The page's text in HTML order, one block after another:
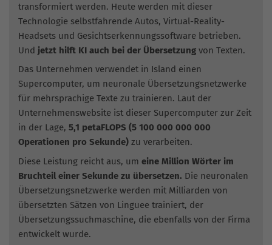
transformiert werden. Heute werden mit dieser
Technologie selbstfahrende Autos, Virtual-Reality-
Headsets und Gesichtserkennungssoftware betrieben.
Und jetzt hilft KI auch bei der Übersetzung von Texten.
Das Unternehmen verwendet in Island einen
Supercomputer, um neuronale Übersetzungsnetzwerke
für mehrsprachige Texte zu trainieren. Laut der
Unternehmenswebsite ist dieser Supercomputer zur Zeit
in der Lage, 5,1 petaFLOPS (5 100 000 000 000
Operationen pro Sekunde) zu verarbeiten.
Diese Leistung reicht aus, um eine Million Wörter im
Bruchteil einer Sekunde zu übersetzen. Die neuronalen
Übersetzungsnetzwerke werden mit Milliarden von
übersetzten Sätzen von Linguee trainiert, der
Übersetzungssuchmaschine, die ebenfalls von der Firma
entwickelt wurde.